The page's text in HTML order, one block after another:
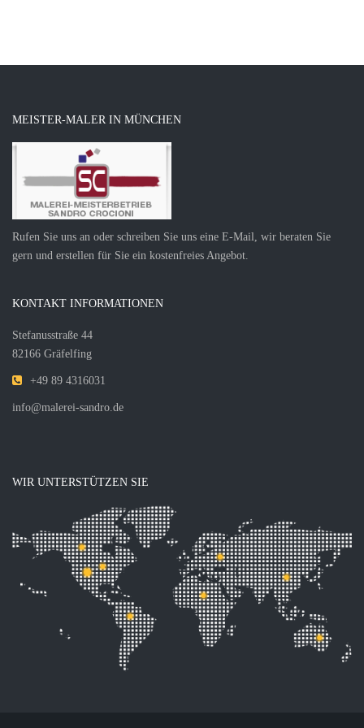
MEISTER-MALER IN MÜNCHEN
Rufen Sie uns an oder schreiben Sie uns eine E-Mail, wir beraten Sie
gern und erstellen für Sie ein kostenfreies Angebot.
KONTAKT INFORMATIONEN
Stefanusstraße 44
82166 Gräfelfing
+49 89 4316031
info@malerei-sandro.de
WIR UNTERSTÜTZEN SIE